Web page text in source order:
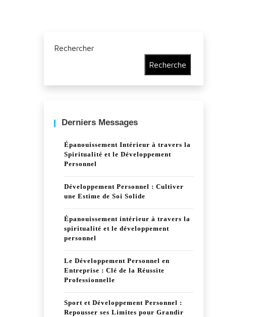
Rechercher
Recherche
Derniers Messages
Épanouissement Intérieur à travers la
Spiritualité et le Développement
Personnel
Développement Personnel : Cultiver
une Estime de Soi Solide
Épanouissement intérieur à travers la
spiritualité et le développement
personnel
Le Développement Personnel en
Entreprise : Clé de la Réussite
Professionnelle
Sport et Développement Personnel :
Repousser ses Limites pour Grandir